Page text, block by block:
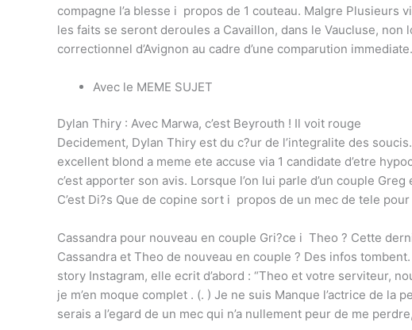
compagne l’a blesse i propos de 1 couteau. Malgre
les faits se seront deroules a Cavaillon, dans le Vaucluse,
correctionnel d’Avignon au cadre d’une comparution
Avec le MEME SUJET
Dylan Thiry : Avec Marwa, c’est Beyrouth ! Il voit rouge
Decidement, Dylan Thiry est du c?ur de l’integralite des
excellent blond a meme ete accuse via 1 candidate d’etre
c’est apporter son avis. Lorsque l’on lui parle d’un couple
C’est Di?s Que de copine sort i propos de un mec de tele pour
Cassandra pour nouveau en couple Gri?ce i Theo ? Cette
Cassandra et Theo de nouveau en couple ? Des infos tombent.
story Instagram, elle ecrit d’abord : “Theo et votre serviteur,
je m’en moque complet . (. ) Je ne suis Manque l’actrice de
serais a l’egard de un mec qui n’a nullement peur de me